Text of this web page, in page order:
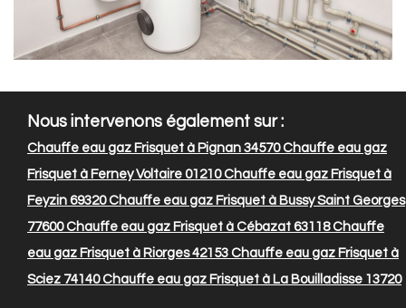
Nous intervenons également sur :
Chauffe eau gaz Frisquet à Pignan 34570Chauffe eau gaz
Frisquet à Ferney Voltaire 01210Chauffe eau gaz Frisquet à
Feyzin 69320Chauffe eau gaz Frisquet à Bussy Saint Georges
77600Chauffe eau gaz Frisquet à Cébazat 63118Chauffe
eau gaz Frisquet à Riorges 42153 Chauffe eau gaz Frisquet à
Sciez 74140Chauffe eau gaz Frisquet à La Bouilladisse 13720